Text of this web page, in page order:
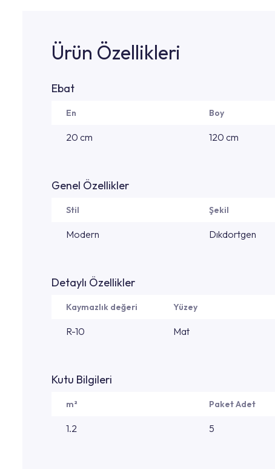
Ürün Özellikleri
Ebat
En Boy
20 cm 120 cm
Genel Özellikler
Stil Şekil
Modern Dıkdortgen
Detaylı Özellikler
Kaymazlık değeri Yüzey
R-10 Mat
Kutu Bilgileri
m² Paket Adet
1.2 5